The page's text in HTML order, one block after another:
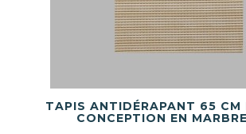
TAPIS ANTIDÉRAPANT 65 CM
CONCEPTION EN